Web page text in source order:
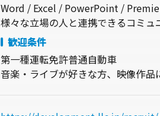
Word / Excel / PowerPoint /
歓迎条件
第一種運転免許普通自動車
音楽・ライブが好きな方、映像作品